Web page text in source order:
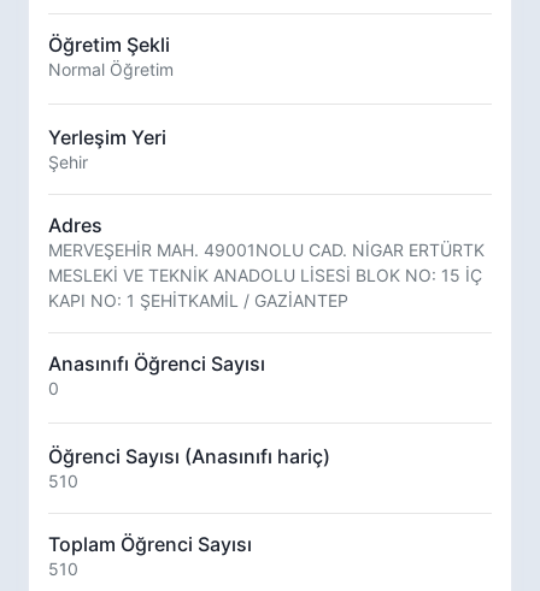
Öğretim Şekli
Normal Öğretim
Yerleşim Yeri
Şehir
Adres
MERVEŞEHİR MAH. 49001NOLU CAD. NİGAR ERTÜRTK
MESLEKİ VE TEKNİK ANADOLU LİSESİ BLOK NO: 15 İÇ
KAPI NO: 1 ŞEHİTKAMİL / GAZİANTEP
Anasınıfı Öğrenci Sayısı
0
Öğrenci Sayısı (Anasınıfı hariç)
510
Toplam Öğrenci Sayısı
510